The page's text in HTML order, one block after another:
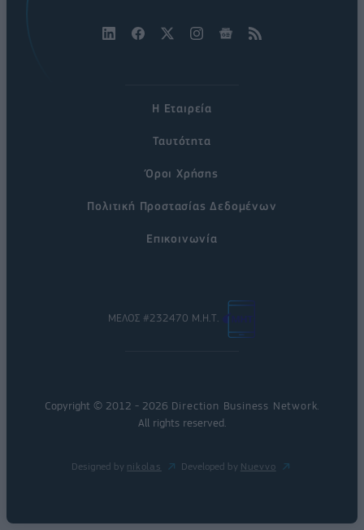
Η Εταιρεία
Ταυτότητα
Όροι Χρήσης
Πολιτική Προστασίας Δεδομένων
Επικοινωνία
ΜΕΛΟΣ #232470 Μ.Η.Τ.
Copyright © 2012 - 2026 Direction Business Network.
All rights reserved.
Designed by nikolas Developed by Nuevvo